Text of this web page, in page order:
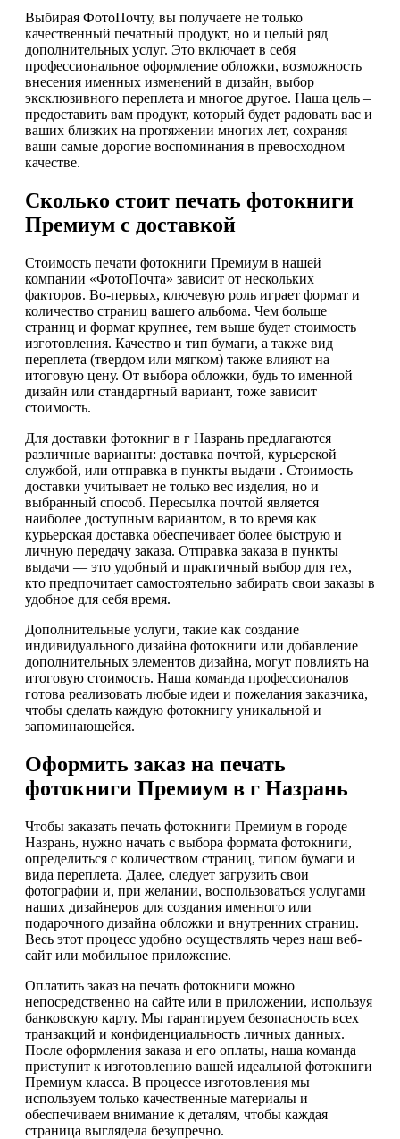
Выбирая ФотоПочту, вы получаете не только
качественный печатный продукт, но и целый ряд
дополнительных услуг. Это включает в себя
профессиональное оформление обложки, возможность
внесения именных изменений в дизайн, выбор
эксклюзивного переплета и многое другое. Наша цель –
предоставить вам продукт, который будет радовать вас и
ваших близких на протяжении многих лет, сохраняя
ваши самые дорогие воспоминания в превосходном
качестве.
Сколько стоит печать фотокниги
Премиум с доставкой
Стоимость печати фотокниги Премиум в нашей
компании «ФотоПочта» зависит от нескольких
факторов. Во-первых, ключевую роль играет формат и
количество страниц вашего альбома. Чем больше
страниц и формат крупнее, тем выше будет стоимость
изготовления. Качество и тип бумаги, а также вид
переплета (твердом или мягком) также влияют на
итоговую цену. От выбора обложки, будь то именной
дизайн или стандартный вариант, тоже зависит
стоимость.
Для доставки фотокниг в г Назрань предлагаются
различные варианты: доставка почтой, курьерской
службой, или отправка в пункты выдачи . Стоимость
доставки учитывает не только вес изделия, но и
выбранный способ. Пересылка почтой является
наиболее доступным вариантом, в то время как
курьерская доставка обеспечивает более быструю и
личную передачу заказа. Отправка заказа в пункты
выдачи — это удобный и практичный выбор для тех,
кто предпочитает самостоятельно забирать свои заказы в
удобное для себя время.
Дополнительные услуги, такие как создание
индивидуального дизайна фотокниги или добавление
дополнительных элементов дизайна, могут повлиять на
итоговую стоимость. Наша команда профессионалов
готова реализовать любые идеи и пожелания заказчика,
чтобы сделать каждую фотокнигу уникальной и
запоминающейся.
Оформить заказ на печать
фотокниги Премиум в г Назрань
Чтобы заказать печать фотокниги Премиум в городе
Назрань, нужно начать с выбора формата фотокниги,
определиться с количеством страниц, типом бумаги и
вида переплета. Далее, следует загрузить свои
фотографии и, при желании, воспользоваться услугами
наших дизайнеров для создания именного или
подарочного дизайна обложки и внутренних страниц.
Весь этот процесс удобно осуществлять через наш веб-
сайт или мобильное приложение.
Оплатить заказ на печать фотокниги можно
непосредственно на сайте или в приложении, используя
банковскую карту. Мы гарантируем безопасность всех
транзакций и конфиденциальность личных данных.
После оформления заказа и его оплаты, наша команда
приступит к изготовлению вашей идеальной фотокниги
Премиум класса. В процессе изготовления мы
используем только качественные материалы и
обеспечиваем внимание к деталям, чтобы каждая
страница выглядела безупречно.